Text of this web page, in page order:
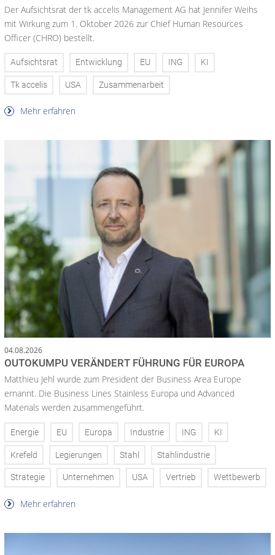
Der Aufsichtsrat der tk accelis Management AG hat Jennifer Weihs
mit Wirkung zum 1. Oktober 2026 zur Chief Human Resources
Officer (CHRO) bestellt.
Aufsichtsrat Entwicklung EU ING KI
Tk accelis USA Zusammenarbeit
Mehr erfahren
04.08.2026
OUTOKUMPU VERÄNDERT FÜHRUNG FÜR EUROPA
Matthieu Jehl wurde zum President der Business Area Europe
ernannt. Die Business Lines Stainless Europa und Advanced
Materials werden zusammengeführt.
Energie EU Europa Industrie ING KI
Krefeld Legierungen Stahl Stahlindustrie
Strategie Unternehmen USA Vertrieb Wettbewerb
Mehr erfahren